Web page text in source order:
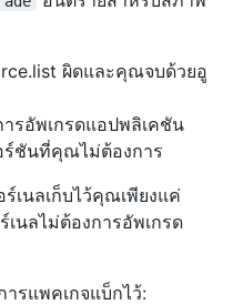
ผิดและคุณจบด้วยอู
รอัพเกรดแอปพลิเคชัน
ร์ชันที่คุณไม่ต้องการ
เนลเก็บไว้คุณเพียงแค่
เนลไม่ต้องการอัพเกรด
รแพคเกจแบ็กไว้: